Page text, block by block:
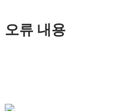
오류 내용